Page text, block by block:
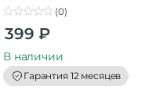
o
t
o
f
5
(0)
399 ₽
В наличии
Гарантия 12 месяцев